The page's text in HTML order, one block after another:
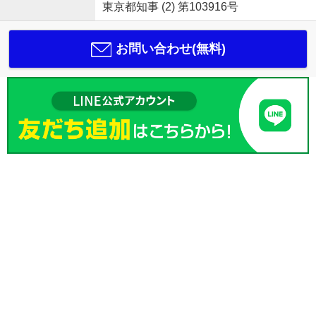
東京都知事 (2) 第103916号
お問い合わせ(無料)